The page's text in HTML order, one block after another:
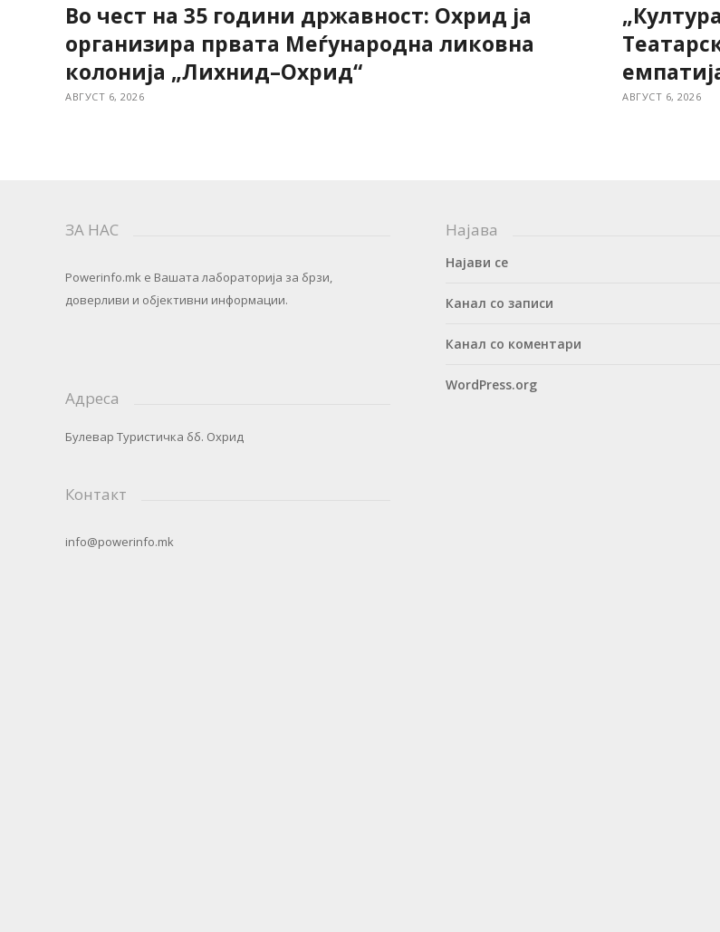
Во чест на 35 години државност: Охрид ја
организира првата Меѓународна ликовна
колонија „Лихнид–Охрид“
АВГУСТ 6, 2026 АВГУСТ 6, 2026
ЗА НАС
Powerinfo.mk e Вашата лабораторија за брзи,
доверливи и објективни информации.
Адреса
Булевар Туристичка бб. Охрид
Контакт
info@powerinfo.mk
Најава
Најави се
Канал со записи
Канал со коментари
WordPress.org